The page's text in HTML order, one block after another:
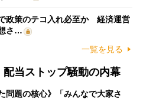
政策のテコ入れ必至か 経済運営
さ…
一覧を見る
配当ストップ騒動の内幕
問題の核心》「みんなで大家さ